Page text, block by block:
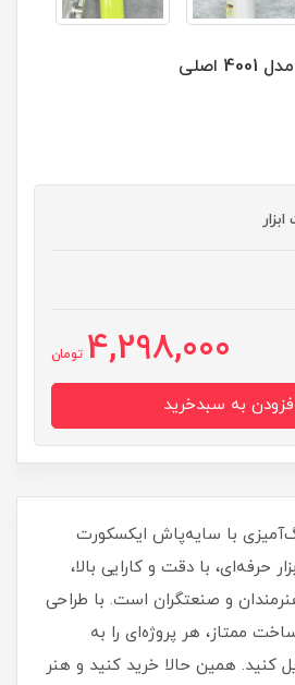
4,298,000 تومان
با سایه‌پاش ایکسکورت
ابزار حرفه‌ای، با دقت و کارایی بالا،
و صنعتگران است. با طراحی
ممتاز، هر پروژه‌ای را به
کنید. همین حالا خرید کنید و هنر